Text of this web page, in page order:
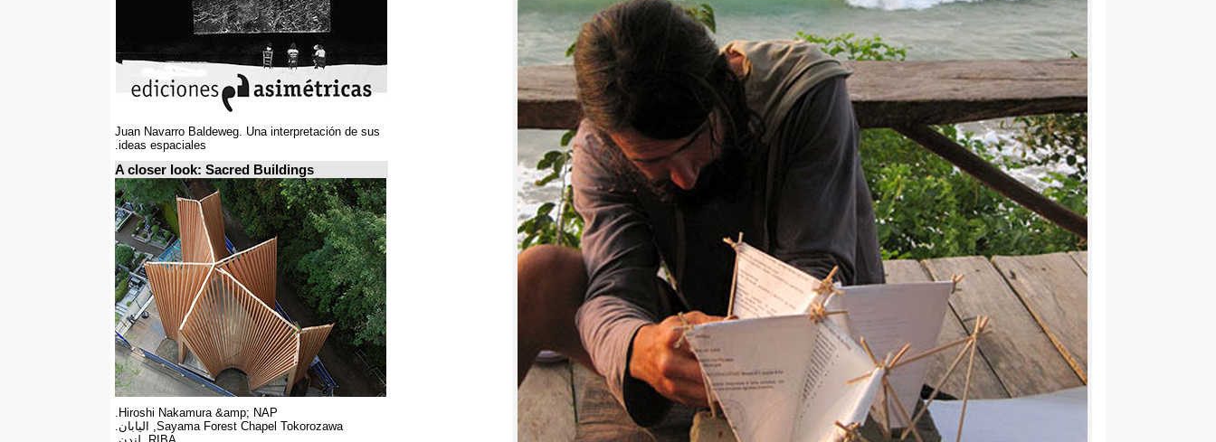
Juan Navarro Baldeweg. Una interpretación de sus
ideas espaciales.
A closer look: Sacred Buildings
Hiroshi Nakamura &amp; NAP.
Sayama Forest Chapel Tokorozawa, اليابان.